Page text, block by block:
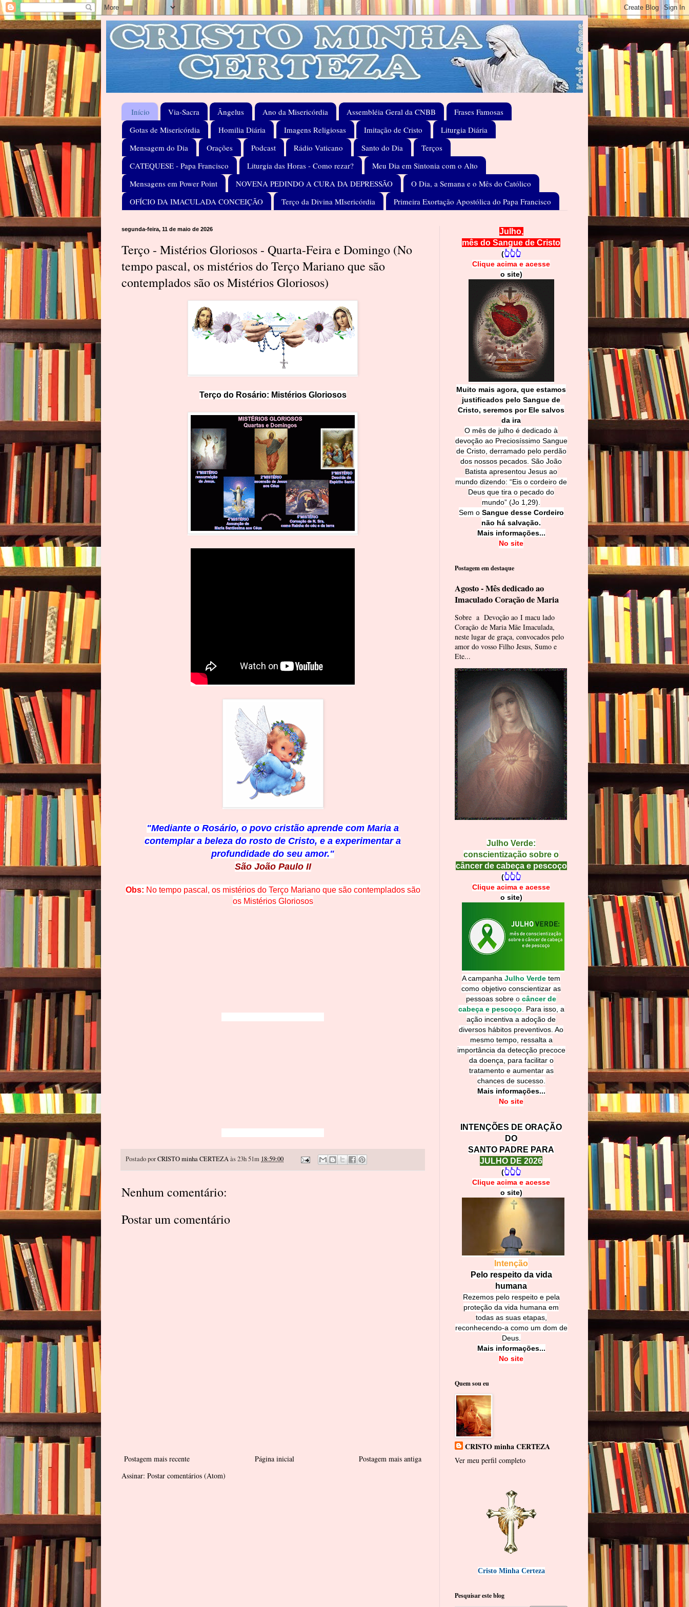
Início Via-Sacra Ângelus Ano da Misericórdia Assembléia Geral da CNBB
Frases Famosas
Gotas de Misericórdia
Homilia Diária Imagens Religiosas Imitação de Cristo
Liturgia Diária
Mensagem do Dia
Orações Podcast Rádio Vaticano Santo do Dia
Terços
CATEQUESE - Papa Francisco
Liturgia das Horas - Como rezar?
Meu Dia em Sintonia com o Alto
Mensagens em Power Point
NOVENA PEDINDO A CURA DA DEPRESSÃO
O Dia, a Semana e o Mês do Católico
OFÍCIO DA IMACULADA CONCEIÇÃO
Terço da Divina MIsericórdia Primeira Exortação Apostólica do Papa Francisco
segunda-feira, 11 de maio de 2026
Terço - Mistérios Gloriosos - Quarta-Feira e Domingo (No
tempo pascal, os mistérios do Terço Mariano que são
contemplados são os Mistérios Gloriosos)
Terço do Rosário: Mistérios Gloriosos
"Mediante o Rosário, o povo cristão aprende com Maria a
contemplar a beleza do rosto de Cristo, e a experimentar a
profundidade do seu amor."
São João Paulo II
Obs: No tempo pascal, os mistérios do Terço Mariano que são contemplados são
os Mistérios Gloriosos
Postado porCRISTO minha CERTEZAàs 23h 51m 18:59:00
Nenhum comentário:
Postar um comentário
Postagem mais recente Postagem mais antiga
Página inicial
Assinar: Postar comentários (Atom)
Julho,
mês do Sangue de Cristo
(👆👆👆
Clique acima e acesse
o site)
Muito mais agora, que estamos
justificados pelo Sangue de
Cristo, seremos por Ele salvos
da ira
O mês de julho é dedicado à
devoção ao Preciosíssimo Sangue
de Cristo, derramado pelo perdão
dos nossos pecados. São João
Batista apresentou Jesus ao
mundo dizendo: “Eis o cordeiro de
Deus que tira o pecado do
mundo” (Jo 1,29).
Sem o Sangue desse Cordeiro
não há salvação.
Mais informações...
No site
Postagem em destaque
Agosto - Mês dedicado ao
Imaculado Coração de Maria
Sobre a Devoção ao I macu lado
Coração de Maria Mãe Imaculada,
neste lugar de graça, convocados pelo
amor do vosso Filho Jesus, Sumo e
Ete...
Julho Verde:
conscientização sobre o
câncer de cabeça e pescoço
(👆👆👆
Clique acima e acesse
o site)
A campanha Julho Verde tem
como objetivo conscientizar as
pessoas sobre o câncer de
cabeça e pescoço
Para isso, a
ação incentiva a adoção de
diversos hábitos preventivos. Ao
mesmo tempo, ressalta a
importância da detecção precoce
da doença, para facilitar o
tratamento e aumentar as
chances de sucesso.
Mais informações...
No site
INTENÇÕES DE ORAÇÃO
DO
SANTO PADRE PARA
JULHO DE 2026
(👆👆👆
Clique acima e acesse
o site)
Intenção
Pelo respeito da vida
humana
Rezemos pelo respeito e pela
proteção da vida humana em
todas as suas etapas,
reconhecendo-a como um dom de
Deus.
Mais informações...
No site
Quem sou eu
CRISTO minha CERTEZA
Ver meu perfil completo
Cristo Minha Certeza
Pesquisar este blog